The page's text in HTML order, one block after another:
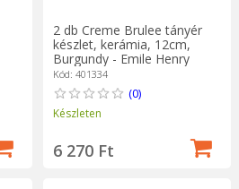
2 db Creme Brulee tányér
készlet, kerámia, 12cm,
Burgundy - Emile Henry
Kód: 401334
(0)
Készleten
6 270 Ft